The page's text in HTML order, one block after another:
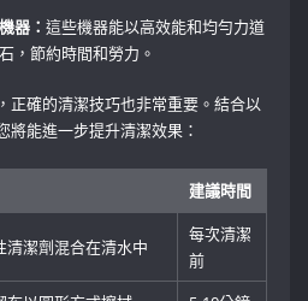
器：這些機器能以高效能和均勻力道
，節約時間和勞力。
正確的清潔技巧也非常重要。結合以
將能進一步提升清潔效果：
建議時間
清潔劑混合在清水中
每次清潔
前